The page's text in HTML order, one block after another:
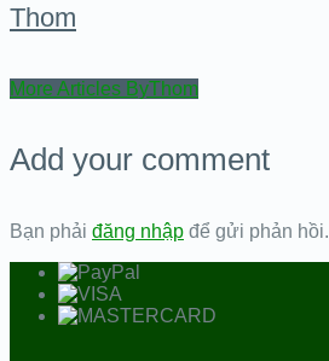
Thom
More Articles ByThom
Add your comment
Bạn phải đăng nhập để gửi phản hồi.